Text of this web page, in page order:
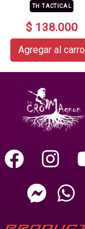
TH TACTICAL
$ 138.000
Agregar al carro